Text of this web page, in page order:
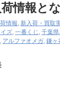
情報と
情報, 新入荷・買取
ズ, 一番くじ , 千葉県,
, アルファオメガ, 鎌ヶ